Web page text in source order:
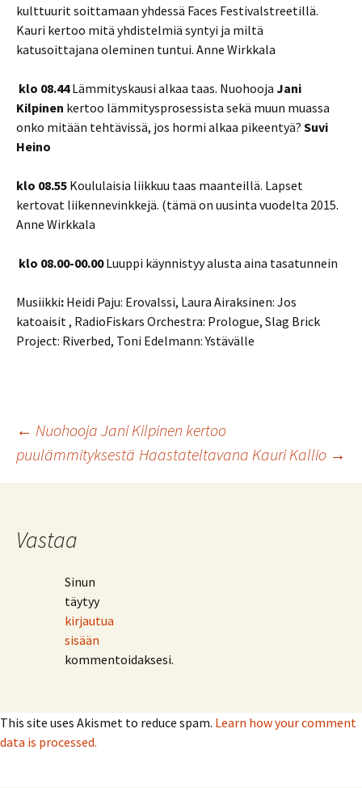
kulttuurit soittamaan yhdessä Faces Festivalstreetillä.
Kauri kertoo mitä yhdistelmiä syntyi ja miltä
katusoittajana oleminen tuntui. Anne Wirkkala
klo 08.44Lämmityskausi alkaa taas. Nuohooja Jani
Kilpinen kertoo lämmitysprosessista sekä muun muassa
onko mitään tehtävissä, jos hormi alkaa pikeentyä? Suvi
Heino
klo 08.55 Koululaisia liikkuu taas maanteillä. Lapset
kertovat liikennevinkkejä. (tämä on uusinta vuodelta 2015.
Anne Wirkkala
klo 08.00-00.00Luuppi käynnistyy alusta aina tasatunnein
Musiikki: Heidi Paju: Erovalssi, Laura Airaksinen: Jos
katoaisit , RadioFiskars Orchestra: Prologue, Slag Brick
Project: Riverbed, Toni Edelmann: Ystävälle
Artikkelien
selaus
← Nuohooja Jani Kilpinen kertoo
puulämmityksestä Haastateltavana Kauri Kallio →
Vastaa
Sinun
täytyy
kirjautua
sisään
kommentoidaksesi.
This site uses Akismet to reduce spam. Learn how your comment
data is processed.